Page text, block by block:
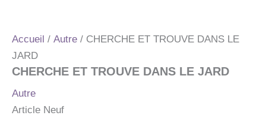
Accueil / Autre / CHERCHE ET TROUVE DANS LE
JARD
CHERCHE ET TROUVE DANS LE JARD
Autre
Article Neuf